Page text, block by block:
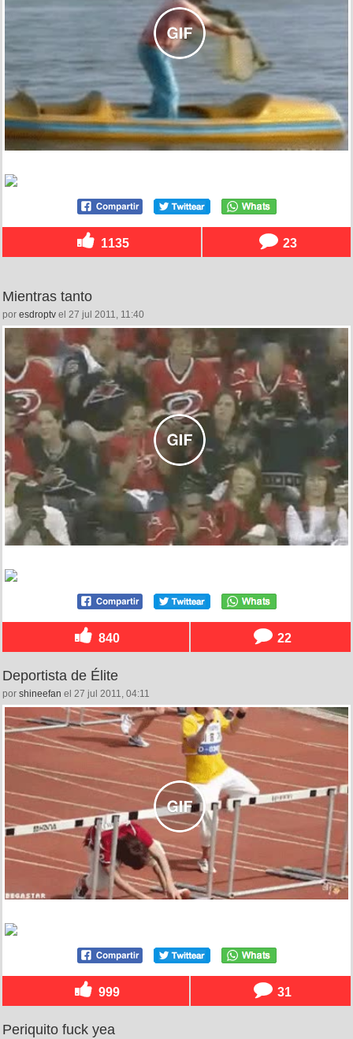
1135 23
Mientras tanto
por esdroptv el 27 jul 2011, 11:40
840 22
Deportista de Élite
por shineefan el 27 jul 2011, 04:11
999 31
Periquito fuck yea